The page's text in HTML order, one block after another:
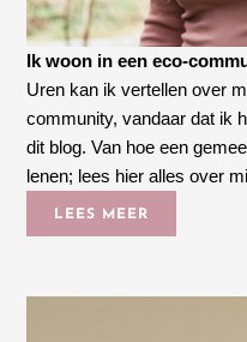
Ik woon in een eco-
Uren kan ik vertellen over
community, vandaar dat ik
dit blog. Van hoe een
lenen; lees hier alles over
LEES MEER